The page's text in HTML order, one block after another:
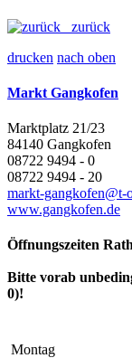
zurück
drucken nach oben
Markt Gangkofen
Marktplatz 21/23
84140 Gangkofen
08722 9494 - 0
08722 9494 - 20
markt-gangkofen@t-
www.gangkofen.de
Öffnungszeiten
Bitte vorab
0)!
Montag